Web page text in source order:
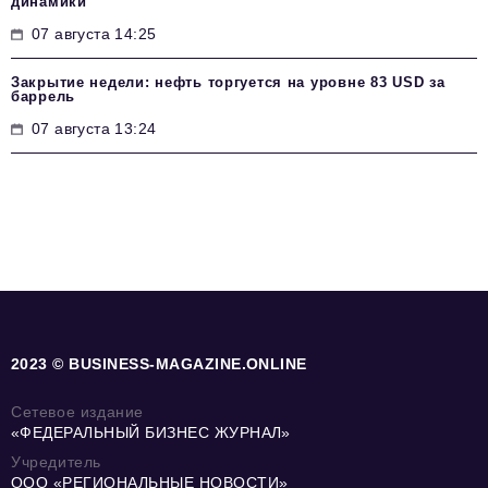
07 августа 14:25
Закрытие недели: нефть торгуется на уровне 83 USD за
баррель
07 августа 13:24
2023 © BUSINESS-MAGAZINE.ONLINE
Сетевое издание
«ФЕДЕРАЛЬНЫЙ БИЗНЕС ЖУРНАЛ»
Учредитель
ООО «РЕГИОНАЛЬНЫЕ НОВОСТИ»